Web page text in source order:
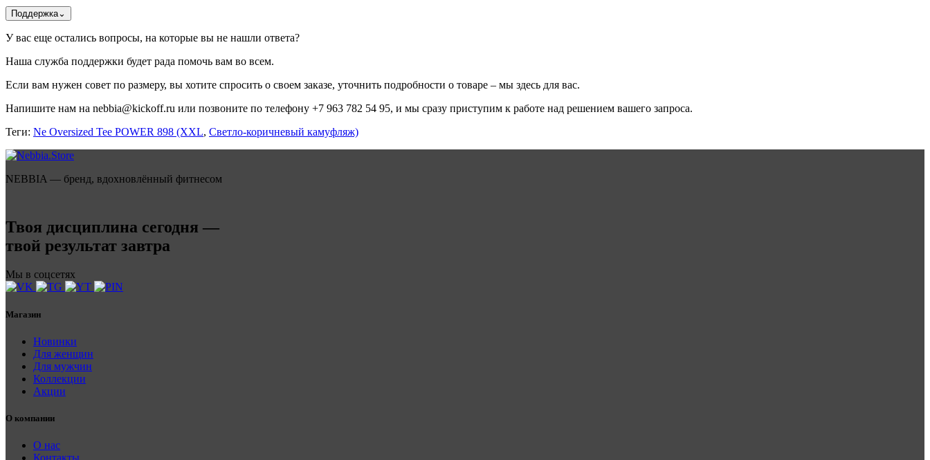
Поддержка⌄
У вас еще остались вопросы, на которые вы не нашли ответа?
Наша служба поддержки будет рада помочь вам во всем.
Если вам нужен совет по размеру, вы хотите спросить о своем заказе, уточнить подробности о товаре – мы здесь для вас.
Напишите нам на nebbia@kickoff.ru или позвоните по телефону +7 963 782 54 95, и мы сразу приступим к работе над решением вашего запроса.
Теги: Ne Oversized Tee POWER 898 (XXL, Светло-коричневый камуфляж)
NEBBIA — бренд, вдохновлённый фитнесом
Твоя дисциплина сегодня —
твой результат завтра
Мы в соцсетях
Магазин
Новинки
Для женщин
Для мужчин
Коллекции
Акции
О компании
О нас